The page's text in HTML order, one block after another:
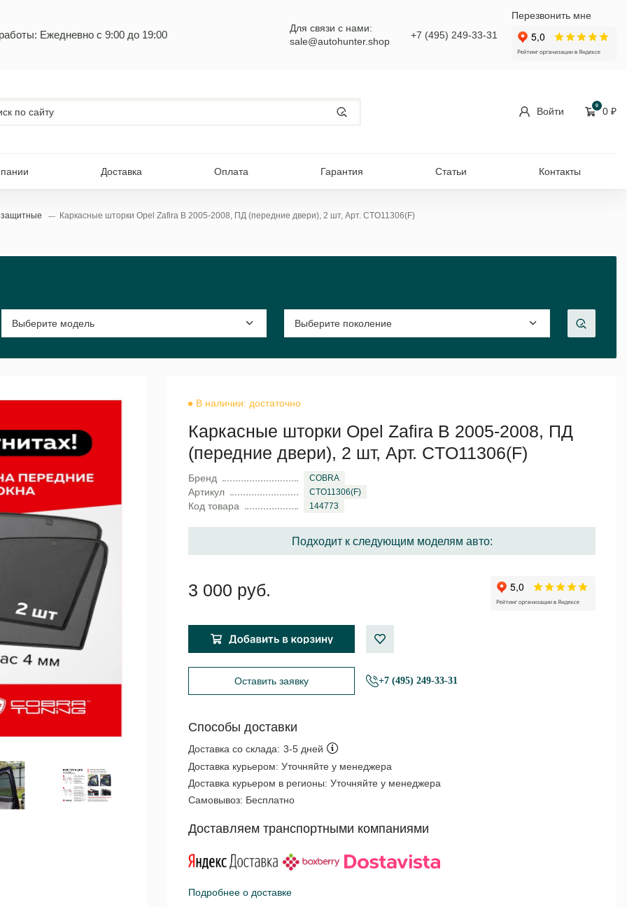
Ежедневно с 9:00 до 19:00
Для связи с нами:
sale@autohunter.shop
+7 (495) 249-33-31
Перезвонить мне
Войти
0
0 ₽
Доставка Оплата Гарантия Статьи Контакты
Каркасные шторки Opel Zafira B 2005-2008, ПД (передние двери), 2 шт, Арт. CTO11306(F)
В наличии: достаточно
Каркасные шторки Opel Zafira B 2005-2008, ПД
(передние двери), 2 шт, Арт. CTO11306(F)
Бренд COBRA
Артикул CTO11306(F)
Код товара 144773
Подходит к следующим моделям авто:
3 000 руб.
Оставить заявку +7 (495) 249-33-31
Способы доставки
Доставка со склада: 3-5 дней
Доставка курьером: Уточняйте у менеджера
Доставка курьером в регионы: Уточняйте у менеджера
Самовывоз: Бесплатно
Доставляем транспортными компаниями
Подробнее о доставке